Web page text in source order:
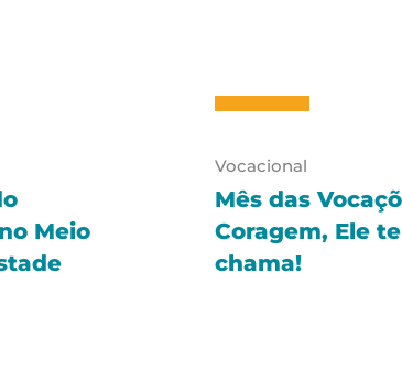
Meio
Vocacional
Mês das
Coragem, Ele te
chama!